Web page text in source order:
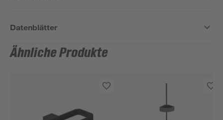
Datenblätter
Ähnliche Produkte